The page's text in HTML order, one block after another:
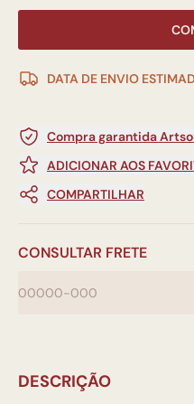
DATA DE ENVIO
Compra garantida
ADICIONAR AOS
COMPARTILHAR
CONSULTAR FRETE
DESCRIÇÃO